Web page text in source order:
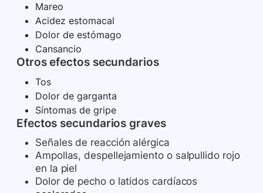
Mareo
Acidez estomacal
Dolor de estómago
Cansancio
Otros efectos secundarios
Tos
Dolor de garganta
Síntomas de gripe
Efectos secundarios graves
Señales de reacción alérgica
Ampollas, despellejamiento o salpullido rojo
en la piel
Dolor de pecho o latidos cardíacos